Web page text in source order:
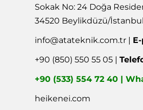
Sokak No: 24 Doğa
34520 Beylikdüzü/
info@atateknik.com.tr |
+90 (850) 550 55 05 |
+90 (533) 554 72 40 |
heikenei.com